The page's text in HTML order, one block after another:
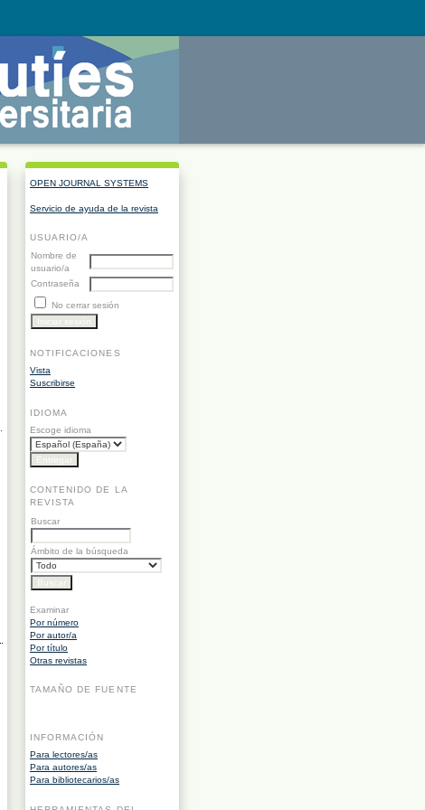
OPEN JOURNAL SYSTEMS
Servicio de ayuda de la revista
USUARIO/A
Nombre de
usuario/a
Contraseña
No cerrar sesión
NOTIFICACIONES
Vista
Suscribirse
IDIOMA
Escoge idioma
CONTENIDO DE LA
REVISTA
Buscar
Ámbito de la búsqueda
Examinar
Por número
Por autor/a
Por título
Otras revistas
TAMAÑO DE FUENTE
INFORMACIÓN
Para lectores/as
Para autores/as
Para bibliotecarios/as